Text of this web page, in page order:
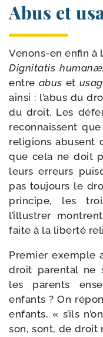
Abus et
Venons-​en enfin
Dignitatis humanæ.
entre abus et
ain­si : l’abus du
du droit. Les
recon­naissent
reli­gions abusent
que cela ne doit
leurs erreurs
pas tou­jours le
prin­cipe, les
l’illustrer
faite à la liber­té
Premier exemple
droit paren­tal ne
les parents
enfants ? On
enfants, « s’ils
son, sont, de droit